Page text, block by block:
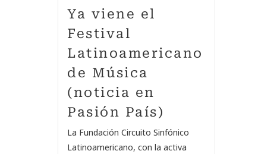
Ya viene el
Festival
Latinoamericano
de Música
(noticia en
Pasión País)
La Fundación Circuito Sinfónico
Latinoamericano, con la activa